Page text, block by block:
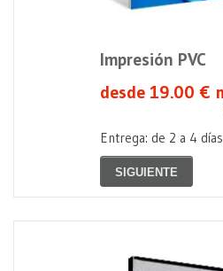
Impresión PVC
desde 19.00 €
Entrega: de 2 a 4
SIGUIENTE